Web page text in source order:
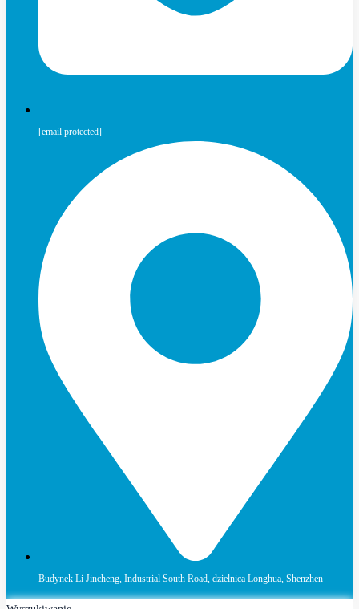
[email protected]
Budynek Li Jincheng, Industrial South Road, dzielnica Longhua, Shenzhen